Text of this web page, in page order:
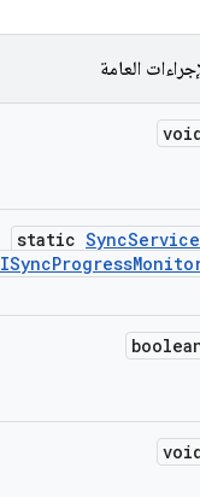
العامة
static SyncService
ISyncProgress